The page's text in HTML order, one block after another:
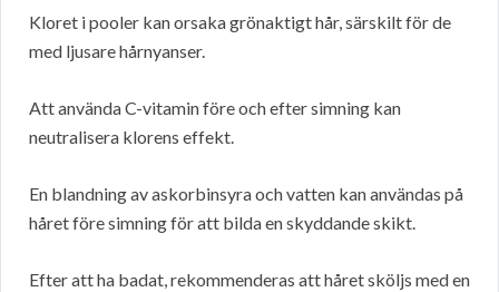
Kloret i pooler kan orsaka grönaktigt hår, särskilt för de
med ljusare hårnyanser.
Att använda C-vitamin före och efter simning kan
neutralisera klorens effekt.
En blandning av askorbinsyra och vatten kan användas på
håret före simning för att bilda en skyddande skikt.
Efter att ha badat, rekommenderas att håret sköljs med en